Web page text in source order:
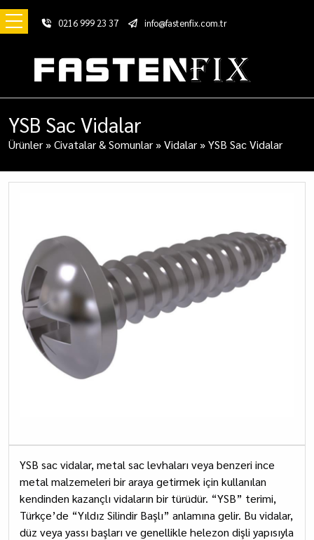
0216 999 23 37 info@fastenfix.com.tr
YSB Sac Vidalar
Ürünler»Civatalar & Somunlar»Vidalar»YSB Sac Vidalar
YSB sac vidalar, metal sac levhaları veya benzeri ince
metal malzemeleri bir araya getirmek için kullanılan
kendinden kazançlı vidaların bir türüdür. “YSB” terimi,
Türkçe’de “Yıldız Silindir Başlı” anlamına gelir. Bu vidalar,
düz veya yassı başları ve genellikle helezon dişli yapısıyla